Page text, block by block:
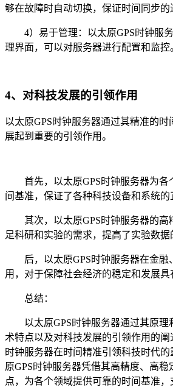
够在故障时自动切换，保证时间同步的
4）易于管理：以太原GPS时钟服务
理界面，可以对服务器进行配置和监控
4、对科技发展的引领作用
以太原GPS时钟服务器通过其精准的
展起到重要的引领作用。
首先，以太原GPS时钟服务器为各
间基准，保证了各种科技设备和系统的
其次，以太原GPS时钟服务器的高
足科研和实验的需求，提高了实验数据
后，以太原GPS时钟服务器在金融
用，对于保障社会经济的稳定和发展具
总结：
以太原GPS时钟服务器通过其原理
术特点以及对科技发展的引领作用的阐
时钟服务器在时间精准引领科技时代
原GPS时钟服务器凭借其高精度、高
点，为各个领域提供可靠的时间基准，